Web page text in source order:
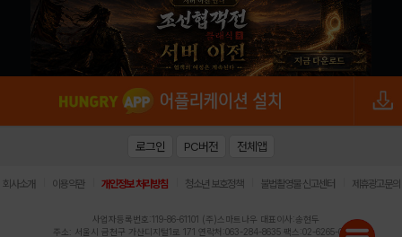
로그인 PC버전 전체앱
회사소개 이용약관 개인정보 처리방침 청소년 보호정책 불법촬영물 신고센터 제휴광고문의
사업자등록번호:119-86-61101 (주)스마트나우 대표이사:송현두
주소: 서울시 금천구 가산디지털1로 171 연락처:063-284-8635 팩스:02-6265-0377